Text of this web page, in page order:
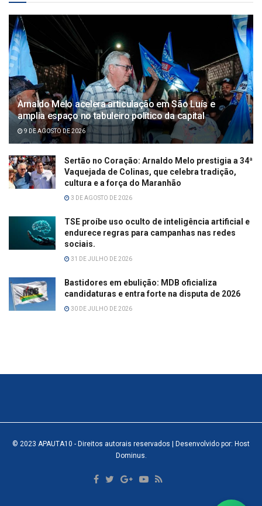
Arnaldo Melo acelera articulação em São Luís e
amplia espaço no tabuleiro político da capital
9 DE AGOSTO DE 2026
Sertão no Coração: Arnaldo Melo prestigia a 34ª
Vaquejada de Colinas, que celebra tradição,
cultura e a força do Maranhão
3 DE AGOSTO DE 2026
TSE proíbe uso oculto de inteligência artificial e
endurece regras para campanhas nas redes
sociais.
31 DE JULHO DE 2026
Bastidores em ebulição: MDB oficializa
candidaturas e entra forte na disputa de 2026
30 DE JULHO DE 2026
© 2023 APAUTA10 - Direitos autorais reservados | Desenvolvido por: Host
Dominus.